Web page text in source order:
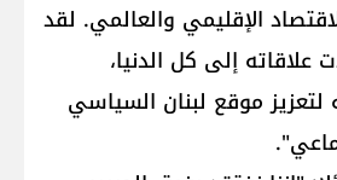
الإقليمي والعالمي. لقد
إلى كل الدنيا،
لتعزيز موقع لبنان السياسي